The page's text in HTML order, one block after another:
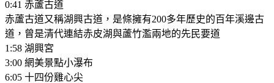
0:41 赤蘆古道
赤蘆古道又稱湖興古道，是條擁有200多年歷史的百年溪邊古
道，曾是清代連結赤皮湖與蘆竹濫兩地的先民要道
1:58 湖興宮
3:00 網美景點小瀑布
6:05 十四份雞心尖